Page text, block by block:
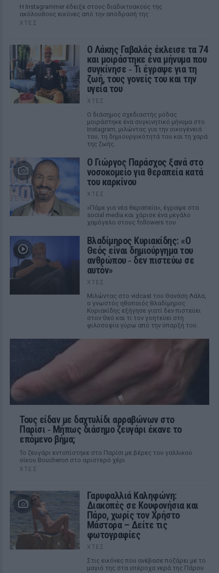
Η Instagrammer έδειξε στους διαδικτυακούς της
ακόλουθους εικόνες από την απόδρασή της
ΧΤΕΣ
Ο Λάκης Γαβαλάς έκλεισε τα 74
και μοιράστηκε ένα μήνυμα που
συγκίνησε ‑ Τι έγραψε για τη
ζωή, τους γονείς του και την
υγεία του
ΧΤΕΣ
Ο διάσημος σχεδιαστής μόδας
μοιράστηκε ένα συγκινητικό μήνυμα στο
Instagram, μιλώντας για την οικογένειά
του, τη δημιουργικότητά του και τη χαρά
της ζωής.
O Γιώργος Παράσχος ξανά στο
νοσοκομείο για θεραπεία κατά
του καρκίνου
ΧΤΕΣ
«Πάμε για νέα θεραπεία», έγραψε στα
social media και χάρισε ένα μεγάλο
χαμόγελο στους followers του
Βλαδίμηρος Κυριακίδης: «Ο
Θεός είναι δημιούργημα του
ανθρώπου ‑ δεν πιστεύω σε
αυτόν»
ΧΤΕΣ
Μιλώντας στο vidcast του Θανάση Λάλα,
ο γνωστός ηθοποιός Βλαδίμηρος
Κυριακίδης εξήγησε γιατί δεν πιστεύει
στον Θεό και τι τον γοητεύει στη
φιλοσοφία γύρω από την ύπαρξή του.
Τους είδαν με δαχτυλίδι αρραβώνων στο
Παρίσι ‑ Μήπως διάσημο ζευγάρι έκανε το
επόμενο βήμα;
Το ζευγάρι εντοπίστηκε στο Παρίσι με βέρες του γαλλικού
οίκου Boucheron στο αριστερό χέρι
ΧΤΕΣ
Γαρυφαλλιά Καληφώνη:
Διακοπές σε Κουφονήσια και
Πάρο, χωρίς τον Χρήστο
Μάστορα – Δείτε τις
φωτογραφίες
ΧΤΕΣ
Στις εικόνες που ανέβασε ποζάρει με το
μαγιό της στα υπέροχα νερά της Πάρου